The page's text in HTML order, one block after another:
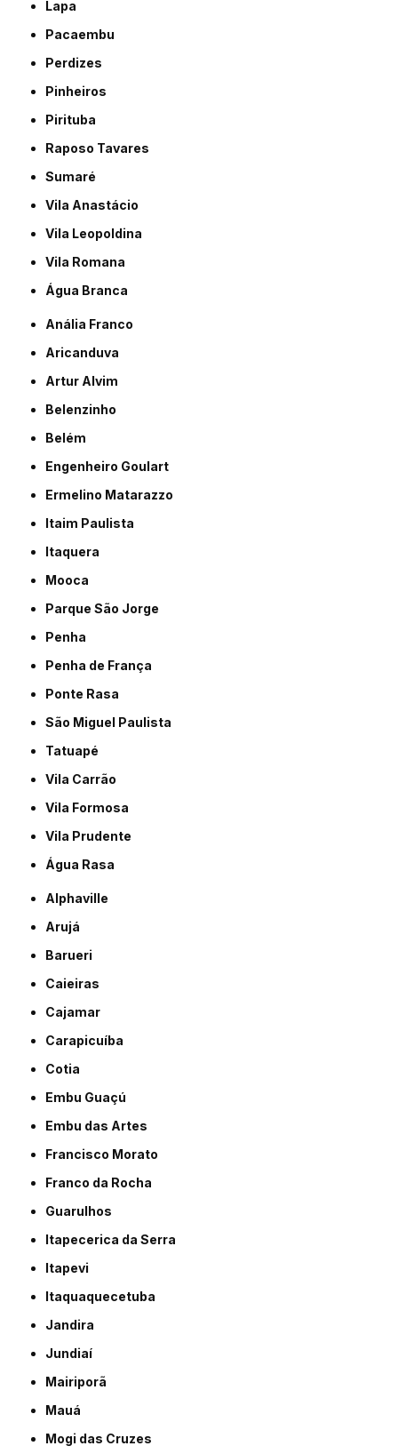
Lapa
Pacaembu
Perdizes
Pinheiros
Pirituba
Raposo Tavares
Sumaré
Vila Anastácio
Vila Leopoldina
Vila Romana
Água Branca
Anália Franco
Aricanduva
Artur Alvim
Belenzinho
Belém
Engenheiro Goulart
Ermelino Matarazzo
Itaim Paulista
Itaquera
Mooca
Parque São Jorge
Penha
Penha de França
Ponte Rasa
São Miguel Paulista
Tatuapé
Vila Carrão
Vila Formosa
Vila Prudente
Água Rasa
Alphaville
Arujá
Barueri
Caieiras
Cajamar
Carapicuíba
Cotia
Embu Guaçú
Embu das Artes
Francisco Morato
Franco da Rocha
Guarulhos
Itapecerica da Serra
Itapevi
Itaquaquecetuba
Jandira
Jundiaí
Mairiporã
Mauá
Mogi das Cruzes